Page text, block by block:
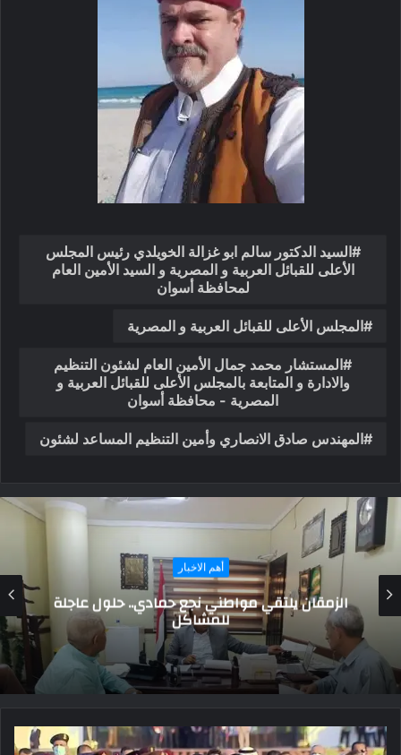
السيد الدكتور سالم ابو غزالة الخويلدي رئيس المجلس
الأعلى للقبائل العربية و المصرية و السيد الأمين العام
لمحافظة أسوان
المجلس الأعلى للقبائل العربية و المصرية
المستشار محمد جمال الأمين العام لشئون التنظيم
والادارة و المتابعة بالمجلس الأعلى للقبائل العربية و
المصرية - محافظة أسوان
المهندس صادق الانصاري وأمين التنظيم المساعد لشئون
قبائل و عائلات
كل ما تريد معرفته عن قبيلة العساف.. أصلها
ونسبها وفخوذها